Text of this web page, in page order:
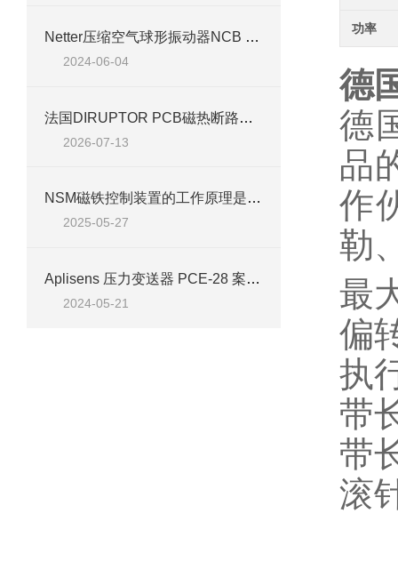
Netter压缩空气球形振动器NCB 1产品介绍
2024-06-04
法国DIRUPTOR PCB磁热断路器 轨道交通直流回路保护应用解析
2026-07-13
NSM磁铁控制装置的工作原理是什么？
2025-05-27
Aplisens 压力变送器 PCE-28 案例分析
2024-05-21
功率
德
德
品
作
勒
最
偏
执
带
带
滚